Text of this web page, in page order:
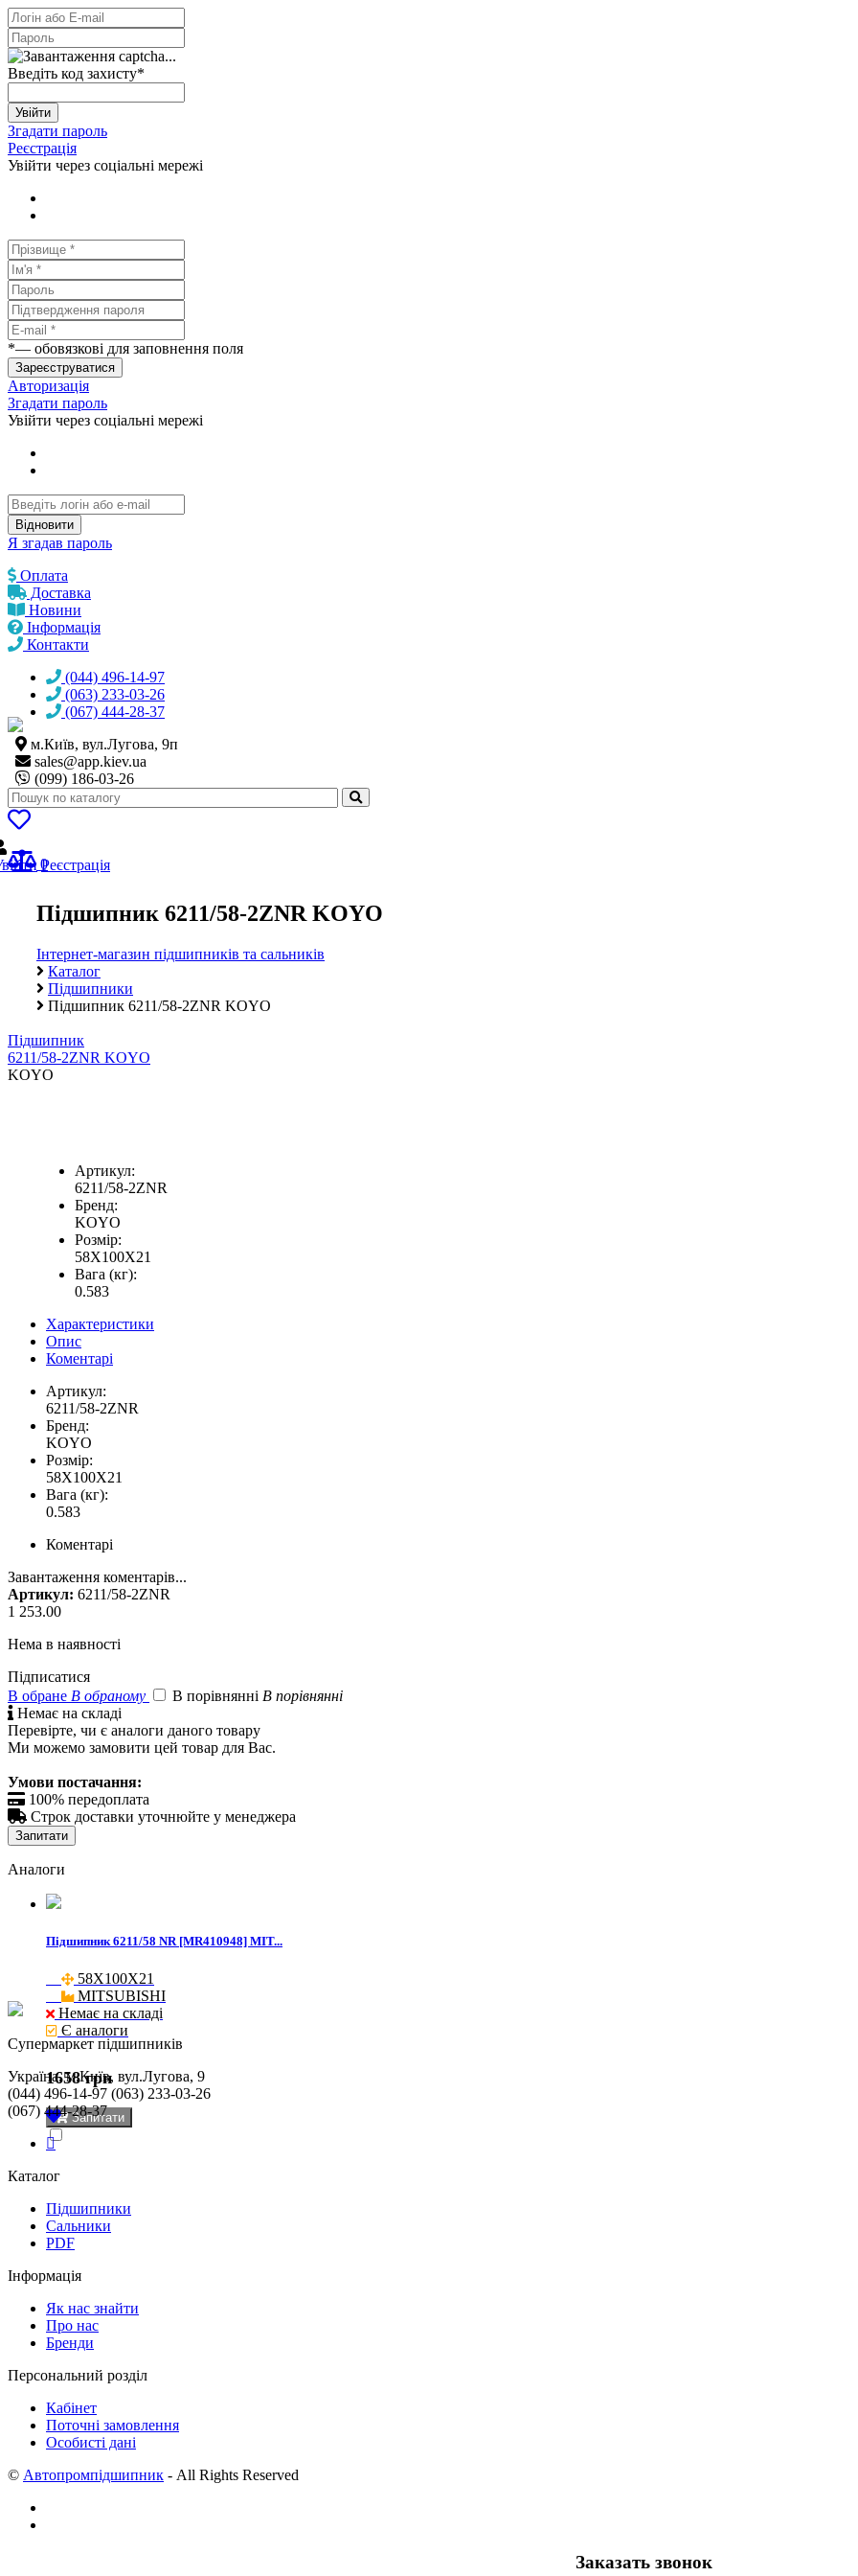
Введіть код захисту*
Увійти
Згадати пароль
Реєстрація
Увійти через соціальні мережі
*— обовязкові для заповнення поля
Зареєструватися
Авторизація
Згадати пароль
Увійти через соціальні мережі
Відновити
Я згадав пароль
Оплата
Доставка
Новини
Інформація
Контакти
(044) 496-14-97
(063) 233-03-26
(067) 444-28-37
м.Київ, вул.Лугова, 9п
sales@app.kiev.ua
(099) 186-03-26
0
Реєстрація
Підшипник 6211/58-2ZNR KOYO
Інтернет-магазин підшипників та сальників
Каталог
Підшипники
Підшипник 6211/58-2ZNR KOYO
Підшипник
6211/58-2ZNR KOYO
KOYO
Артикул:
6211/58-2ZNR
Бренд:
KOYO
Розмір:
58X100X21
Вага (кг):
0.583
Характеристики
Опис
Коментарі
Артикул:
6211/58-2ZNR
Бренд:
KOYO
Розмір:
58X100X21
Вага (кг):
0.583
Коментарі
Завантаження коментарів...
Артикул: 6211/58-2ZNR
1 253.00
Нема в наявності
Підписатися
В обране В обраному В порівнянні В порівнянні
 Немає на складі
Перевірте, чи є аналоги даного товару
Ми можемо замовити цей товар для Вас.
Умови постачання:
 100% передоплата
 Строк доставки уточнюйте у менеджера
Запитати
Аналоги
Підшипник 6211/58 NR [MR410948] MIT...
58X100X21
MITSUBISHI
Немає на складі
Є аналоги
1658 грн
Запитати
Cупермаркет підшипників
Україна, м.Київ, вул.Лугова, 9
(044) 496-14-97 (063) 233-03-26
(067) 444-28-37
Каталог
Підшипники
Сальники
PDF
Інформація
Як нас знайти
Про нас
Бренди
Персональний розділ
Кабінет
Поточні замовлення
Особисті дані
© Автопромпідшипник - All Rights Reserved
Заказать звонок